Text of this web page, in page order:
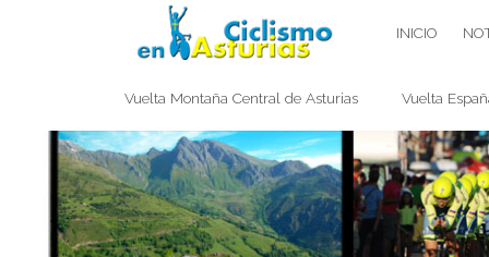
CICLISMO EN ASTURIAS INICIO
Vuelta Montaña Central de Asturias Vuelta